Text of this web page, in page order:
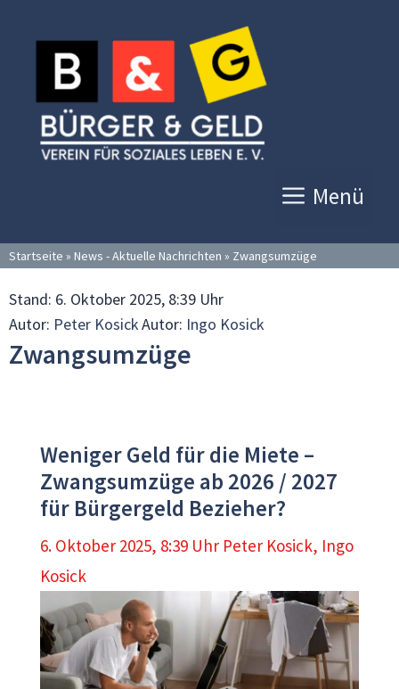
Inhalt
springen
Menü
Startseite » News - Aktuelle Nachrichten » Zwangsumzüge
Stand: 6. Oktober 2025, 8:39 Uhr
Autor: Peter KosickAutor: Ingo Kosick
Zwangsumzüge
Weniger Geld für die Miete –
Zwangsumzüge ab 2026 / 2027
für Bürgergeld Bezieher?
6. Oktober 2025, 8:39 Uhr Peter Kosick, Ingo
Kosick